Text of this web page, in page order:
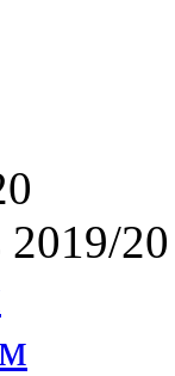
2019/20